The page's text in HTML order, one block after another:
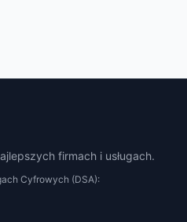
firmach i usługach.
Cyfrowych (DSA):